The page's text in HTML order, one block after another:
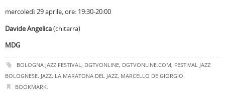
mercoledì 29 aprile, ore: 19:30-20:00
Davide Angelica(chitarra)
MDG
BOLOGNA JAZZ FESTIVAL, DGTVONLINE, DGTVONLINE.COM, FESTIVAL JAZZ
BOLOGNESE, JAZZ, LA MARATONA DEL JAZZ, MARCELLO DE GIORGIO.
BOOKMARK.